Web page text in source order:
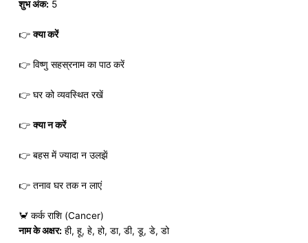
शुभ अंक: 5
👉क्या करें
👉 विष्णु सहस्रनाम का पाठ करें
👉 घर को व्यवस्थित रखें
👉क्या न करें
👉 बहस में ज्यादा न उलझें
👉 तनाव घर तक न लाएं
🦀 कर्क राशि (Cancer)
नाम के अक्षर: ही, हू, हे, हो, डा, डी, डू, डे, डो